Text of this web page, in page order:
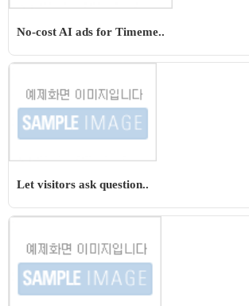
No-cost AI ads for Timeme..
Let visitors ask question..